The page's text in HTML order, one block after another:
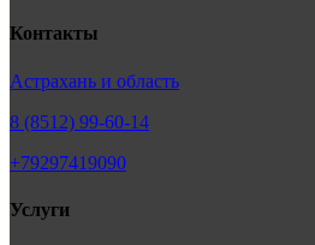
Контакты
Астрахань и область
8 (8512) 99-60-14
+79297419090
Услуги